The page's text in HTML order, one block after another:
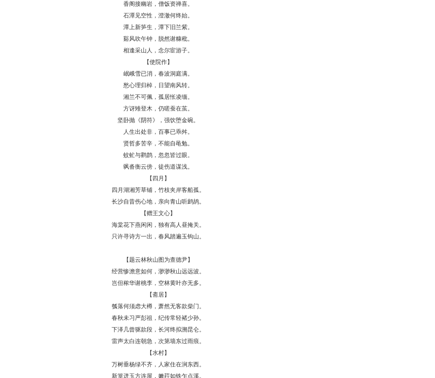
香阁接幽岩，僧饭资禅喜。
石潭见空性，澄澈何终始。
潭上新笋生，潭下旧兰紫。
谿风吹午钟，脱然谢糠秕。
相逢采山人，念尔宦游子。
【使院作】
岷峨雪已消，春波洞庭满。
愁心理归棹，日望南风转。
湘兰不可佩，孤居怅凌缅。
方讶雉登木，仍嗟蚕在茧。
坚卧抛《阴符》，强饮堕金碗。
人生出处非，百事已乖舛。
贤哲多苦辛，不能自黾勉。
蚊虻与鹳鹊，忽忽皆过眼。
飒沓衡云傍，徒伤道谋浅。
【四月】
四月湖湘芳草铺，竹枝夹岸客船孤。
长沙自昔伤心地，亲向青山听鹧鸪。
【赠王文心】
海棠花下燕闲闲，独有高人昼掩关。
只许寻诗方一出，春风踏遍玉钩山。
【题云林秋山图为查德尹】
经营惨澹意如何，渺渺秋山远远波。
岂但秾华谢桃李，空林黄叶亦无多。
【斋居】
瓠落何须虑大樽，萧然无客款柴门。
春秋未习严彭祖，纪传常轻褚少孙。
下泽几曾驱款段，长河终拟溯昆仑。
雷声太白连朝急，次第墙东过雨痕。
【水村】
万树垂杨绿不齐，人家住在涧东西。
新篁迸玉方连屋，嫩荇如铁乍点溪。